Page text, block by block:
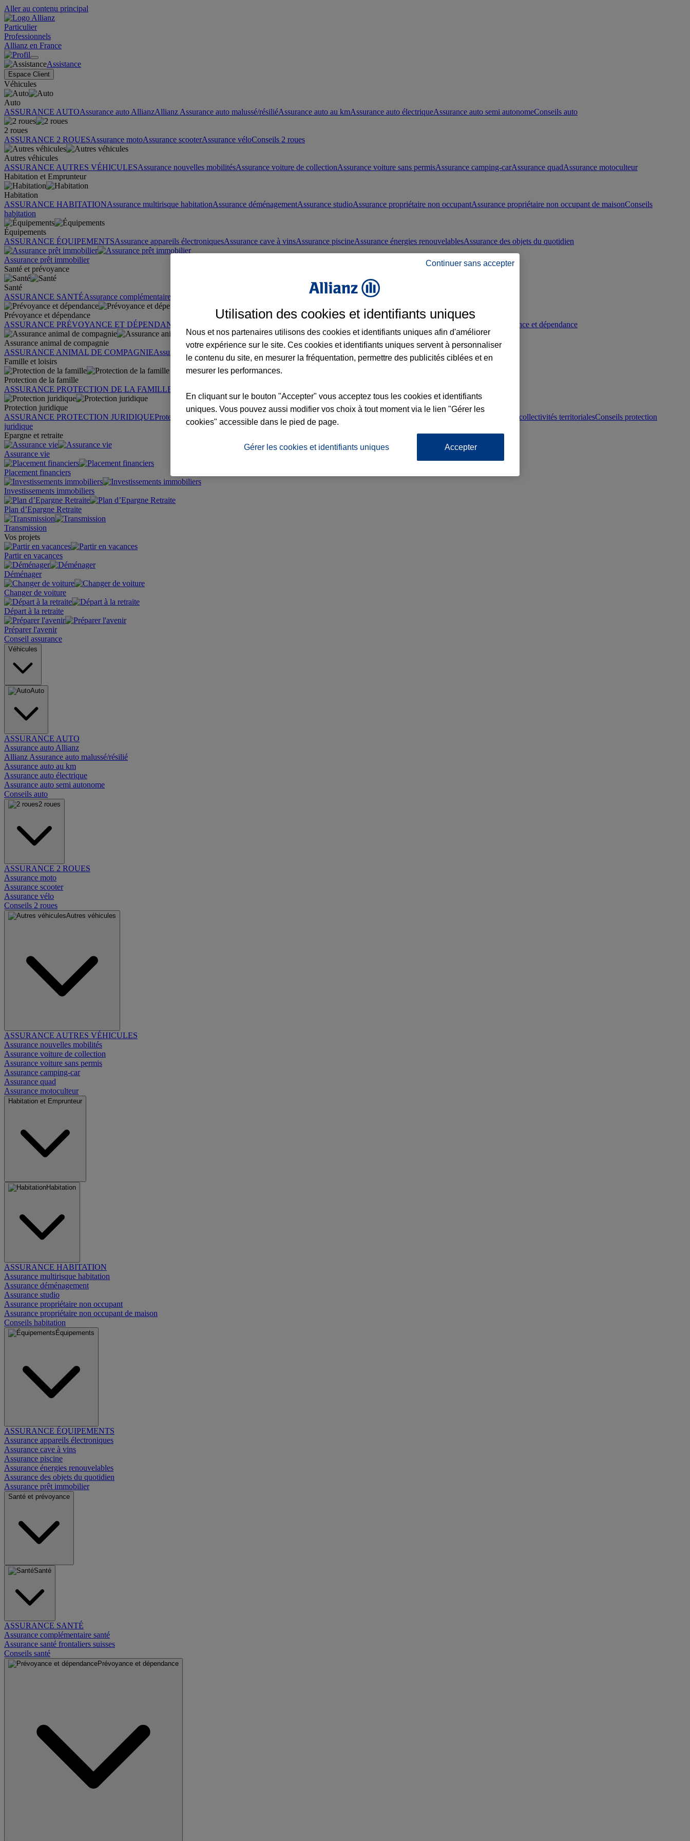
Aller au contenu principal
Particulier
Professionnels
Allianz en France
Assistance
Espace Client
Véhicules
Auto
ASSURANCE AUTOAssurance auto AllianzAllianz Assurance auto malussé/résiliéAssurance auto au kmAssurance auto électriqueAssurance auto semi autonomeConseils auto
2 roues
ASSURANCE 2 ROUESAssurance motoAssurance scooterAssurance véloConseils 2 roues
Autres véhicules
ASSURANCE AUTRES VÉHICULESAssurance nouvelles mobilitésAssurance voiture de collectionAssurance voiture sans permisAssurance camping-carAssurance quadAssurance motoculteur
Habitation et Emprunteur
Habitation
ASSURANCE HABITATIONAssurance multirisque habitationAssurance déménagementAssurance studioAssurance propriétaire non occupantAssurance propriétaire non occupant de maisonConseils
habitation
Équipements
ASSURANCE ÉQUIPEMENTSAssurance appareils électroniquesAssurance cave à vinsAssurance piscineAssurance énergies renouvelablesAssurance des objets du quotidien
Assurance prêt immobilier
Santé et prévoyance
Santé
ASSURANCE SANTÉAssurance complémentaire santé Conseils santé
Prévoyance et dépendance
ASSURANCE PRÉVOYANCE ET DÉPENDANCE
Conseils prévoyance et dépendance
Assurance animal de compagnie
ASSURANCE ANIMAL DE COMPAGNIEAssurance chien Assurance chat
Conseils animal de compagnie
Famille et loisirs
Protection de la famille
ASSURANCE PROTECTION DE LA FAMILLE
Protection juridique
ASSURANCE PROTECTION JURIDIQUEProtection juridique particuliers Protection juridique immobilière Protection juridique collectivités territorialesConseils protection
juridique
Epargne et retraite
Assurance vie
Placement financiers
Investissements immobiliers
Plan d’Epargne Retraite
Transmission
Vos projets
Partir en vacances
Déménager
Changer de voiture
Départ à la retraite
Préparer l'avenir
Conseil assurance
Véhicules
Auto
ASSURANCE AUTO
Assurance auto Allianz
Allianz Assurance auto malussé/résilié
Assurance auto au km
Assurance auto électrique
Assurance auto semi autonome
Conseils auto
2 roues
ASSURANCE 2 ROUES
Assurance moto
Assurance scooter
Assurance vélo
Conseils 2 roues
Autres véhicules
ASSURANCE AUTRES VÉHICULES
Assurance nouvelles mobilités
Assurance voiture de collection
Assurance voiture sans permis
Assurance camping-car
Assurance quad
Assurance motoculteur
Habitation et Emprunteur
Habitation
ASSURANCE HABITATION
Assurance multirisque habitation
Assurance déménagement
Assurance studio
Assurance propriétaire non occupant
Assurance propriétaire non occupant de maison
Conseils habitation
Équipements
ASSURANCE ÉQUIPEMENTS
Assurance appareils électroniques
Assurance cave à vins
Assurance piscine
Assurance énergies renouvelables
Assurance des objets du quotidien
Assurance prêt immobilier
Santé et prévoyance
Santé
ASSURANCE SANTÉ
Assurance complémentaire santé
Assurance santé frontaliers suisses
Conseils santé
Prévoyance et dépendance
Continuer sans accepter
Utilisation des cookies et identifiants uniques
Nous et nos partenaires utilisons des cookies et identifiants uniques afin d'améliorer
votre expérience sur le site. Ces cookies et identifiants uniques servent à personnaliser
le contenu du site, en mesurer la fréquentation, permettre des publicités ciblées et en
mesurer les performances.
En cliquant sur le bouton "Accepter" vous acceptez tous les cookies et identifiants
uniques. Vous pouvez aussi modifier vos choix à tout moment via le lien "Gérer les
cookies" accessible dans le pied de page.
Gérer les cookies et identifiants uniques Accepter